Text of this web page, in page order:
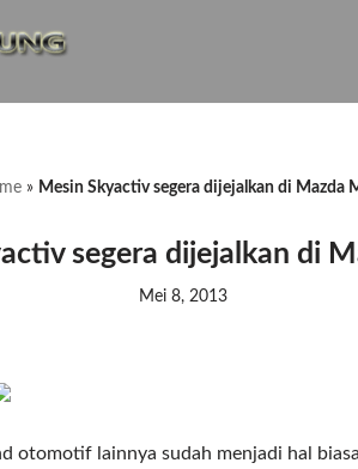
» Mesin Skyactiv segera dijejalkan di Mazda
segera dijejalkan di
Mei 8, 2013
otomotif lainnya sudah menjadi hal